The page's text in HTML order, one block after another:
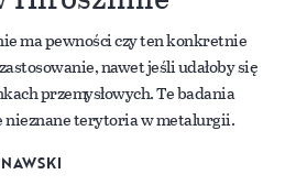
ma pewności czy ten konkretnie
nawet jeśli udałoby się
przemysłowych. Te badania
nieznane terytoria w metalurgii.